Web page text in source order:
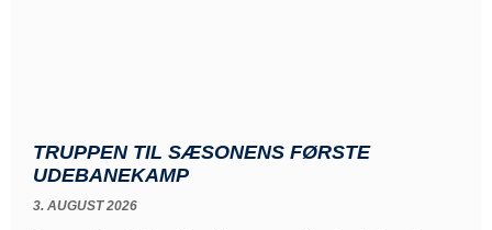
TRUPPEN TIL SÆSONENS FØRSTE
UDEBANEKAMP
3. AUGUST 2026